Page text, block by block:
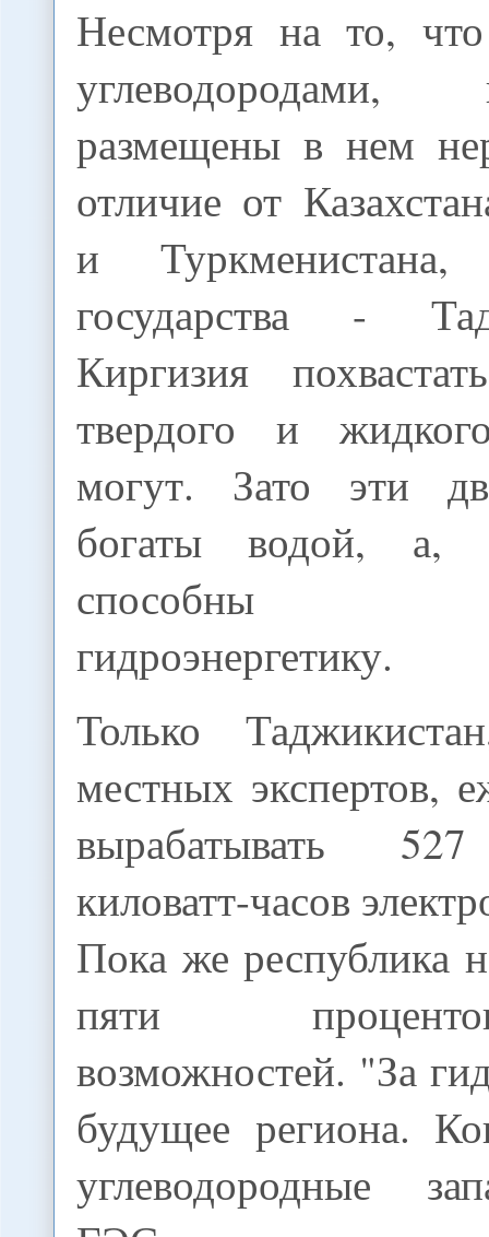
Несмотря на то,
размещены в нем
отличие от
и
государства -
Киргизия
твердого и
могут. Зато эти
богаты водой, а,
способны
гидроэнергетику.
Только
местных экспертов,
вырабатывать
киловатт-часов
Пока же республика
пяти
возможностей. "За
будущее региона.
углеводородные